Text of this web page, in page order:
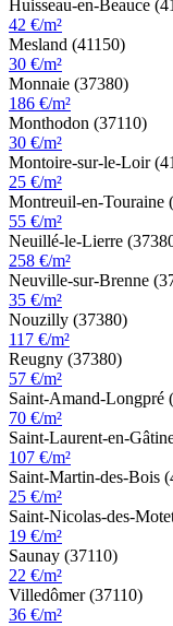
Huisseau-en-Beauce
42 €/m²
Mesland (41150)
30 €/m²
Monnaie (37380)
186 €/m²
Monthodon (37110)
30 €/m²
Montoire-sur-le-Loir
25 €/m²
Montreuil-en-Touraine
55 €/m²
Neuillé-le-Lierre
258 €/m²
Neuville-sur-Brenne
35 €/m²
Nouzilly (37380)
117 €/m²
Reugny (37380)
57 €/m²
Saint-Amand-Longpré
70 €/m²
Saint-Laurent-en-
107 €/m²
Saint-Martin-des-Bois
25 €/m²
Saint-Nicolas-des-
19 €/m²
Saunay (37110)
22 €/m²
Villedômer (37110)
36 €/m²